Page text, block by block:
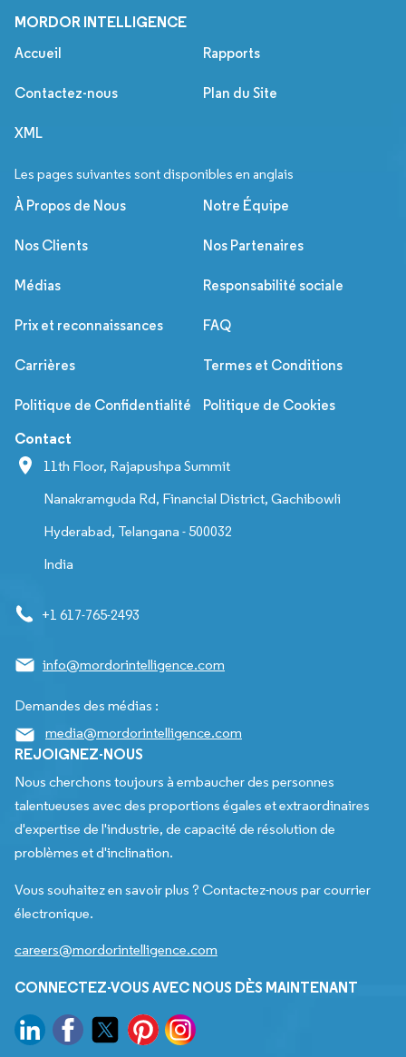
MORDOR INTELLIGENCE
Accueil Rapports
Contactez-nous Plan du Site
XML
Les pages suivantes sont disponibles en anglais
À Propos de Nous Notre Équipe
Nos Clients Nos Partenaires
Médias Responsabilité sociale
Prix et reconnaissances FAQ
Carrières Termes et Conditions
Politique de Confidentialité Politique de Cookies
Contact
11th Floor, Rajapushpa Summit
Nanakramguda Rd, Financial District, Gachibowli
Hyderabad, Telangana - 500032
India
+1 617-765-2493
info@mordorintelligence.com
Demandes des médias :
media@mordorintelligence.com
REJOIGNEZ-NOUS
Nous cherchons toujours à embaucher des personnes
talentueuses avec des proportions égales et extraordinaires
d'expertise de l'industrie, de capacité de résolution de
problèmes et d'inclination.
Vous souhaitez en savoir plus ? Contactez-nous par courrier
électronique.
careers@mordorintelligence.com
CONNECTEZ-VOUS AVEC NOUS DÈS MAINTENANT